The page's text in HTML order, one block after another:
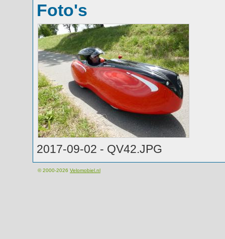
Foto's
2017-09-02 - QV42.JPG
© 2000-2026 Velomobiel.nl